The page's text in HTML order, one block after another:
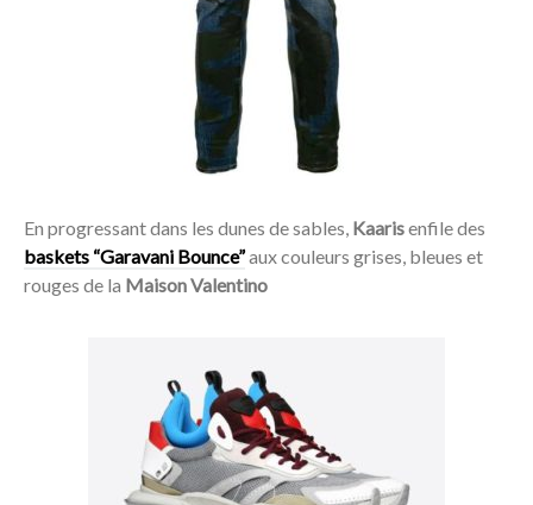
En progressant dans les dunes de sables, Kaarisenfile des
baskets “Garavani Bounce”aux couleurs grises, bleues et
rouges de la Maison Valentino
Acheter